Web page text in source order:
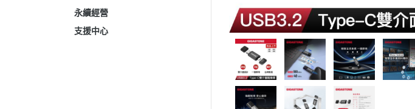
永續經營
支援中心